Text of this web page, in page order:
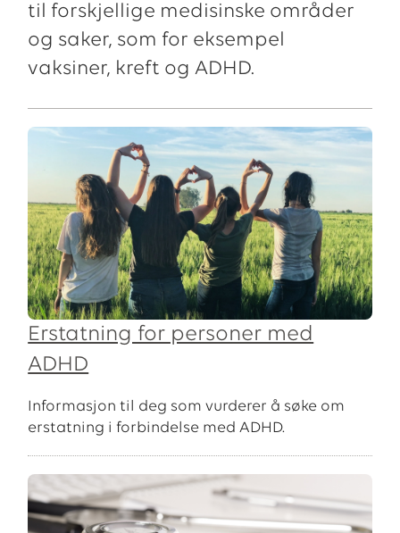
til forskjellige medisinske områder
og saker, som for eksempel
vaksiner, kreft og ADHD.
Erstatning for personer med
ADHD
Informasjon til deg som vurderer å søke om
erstatning i forbindelse med ADHD.